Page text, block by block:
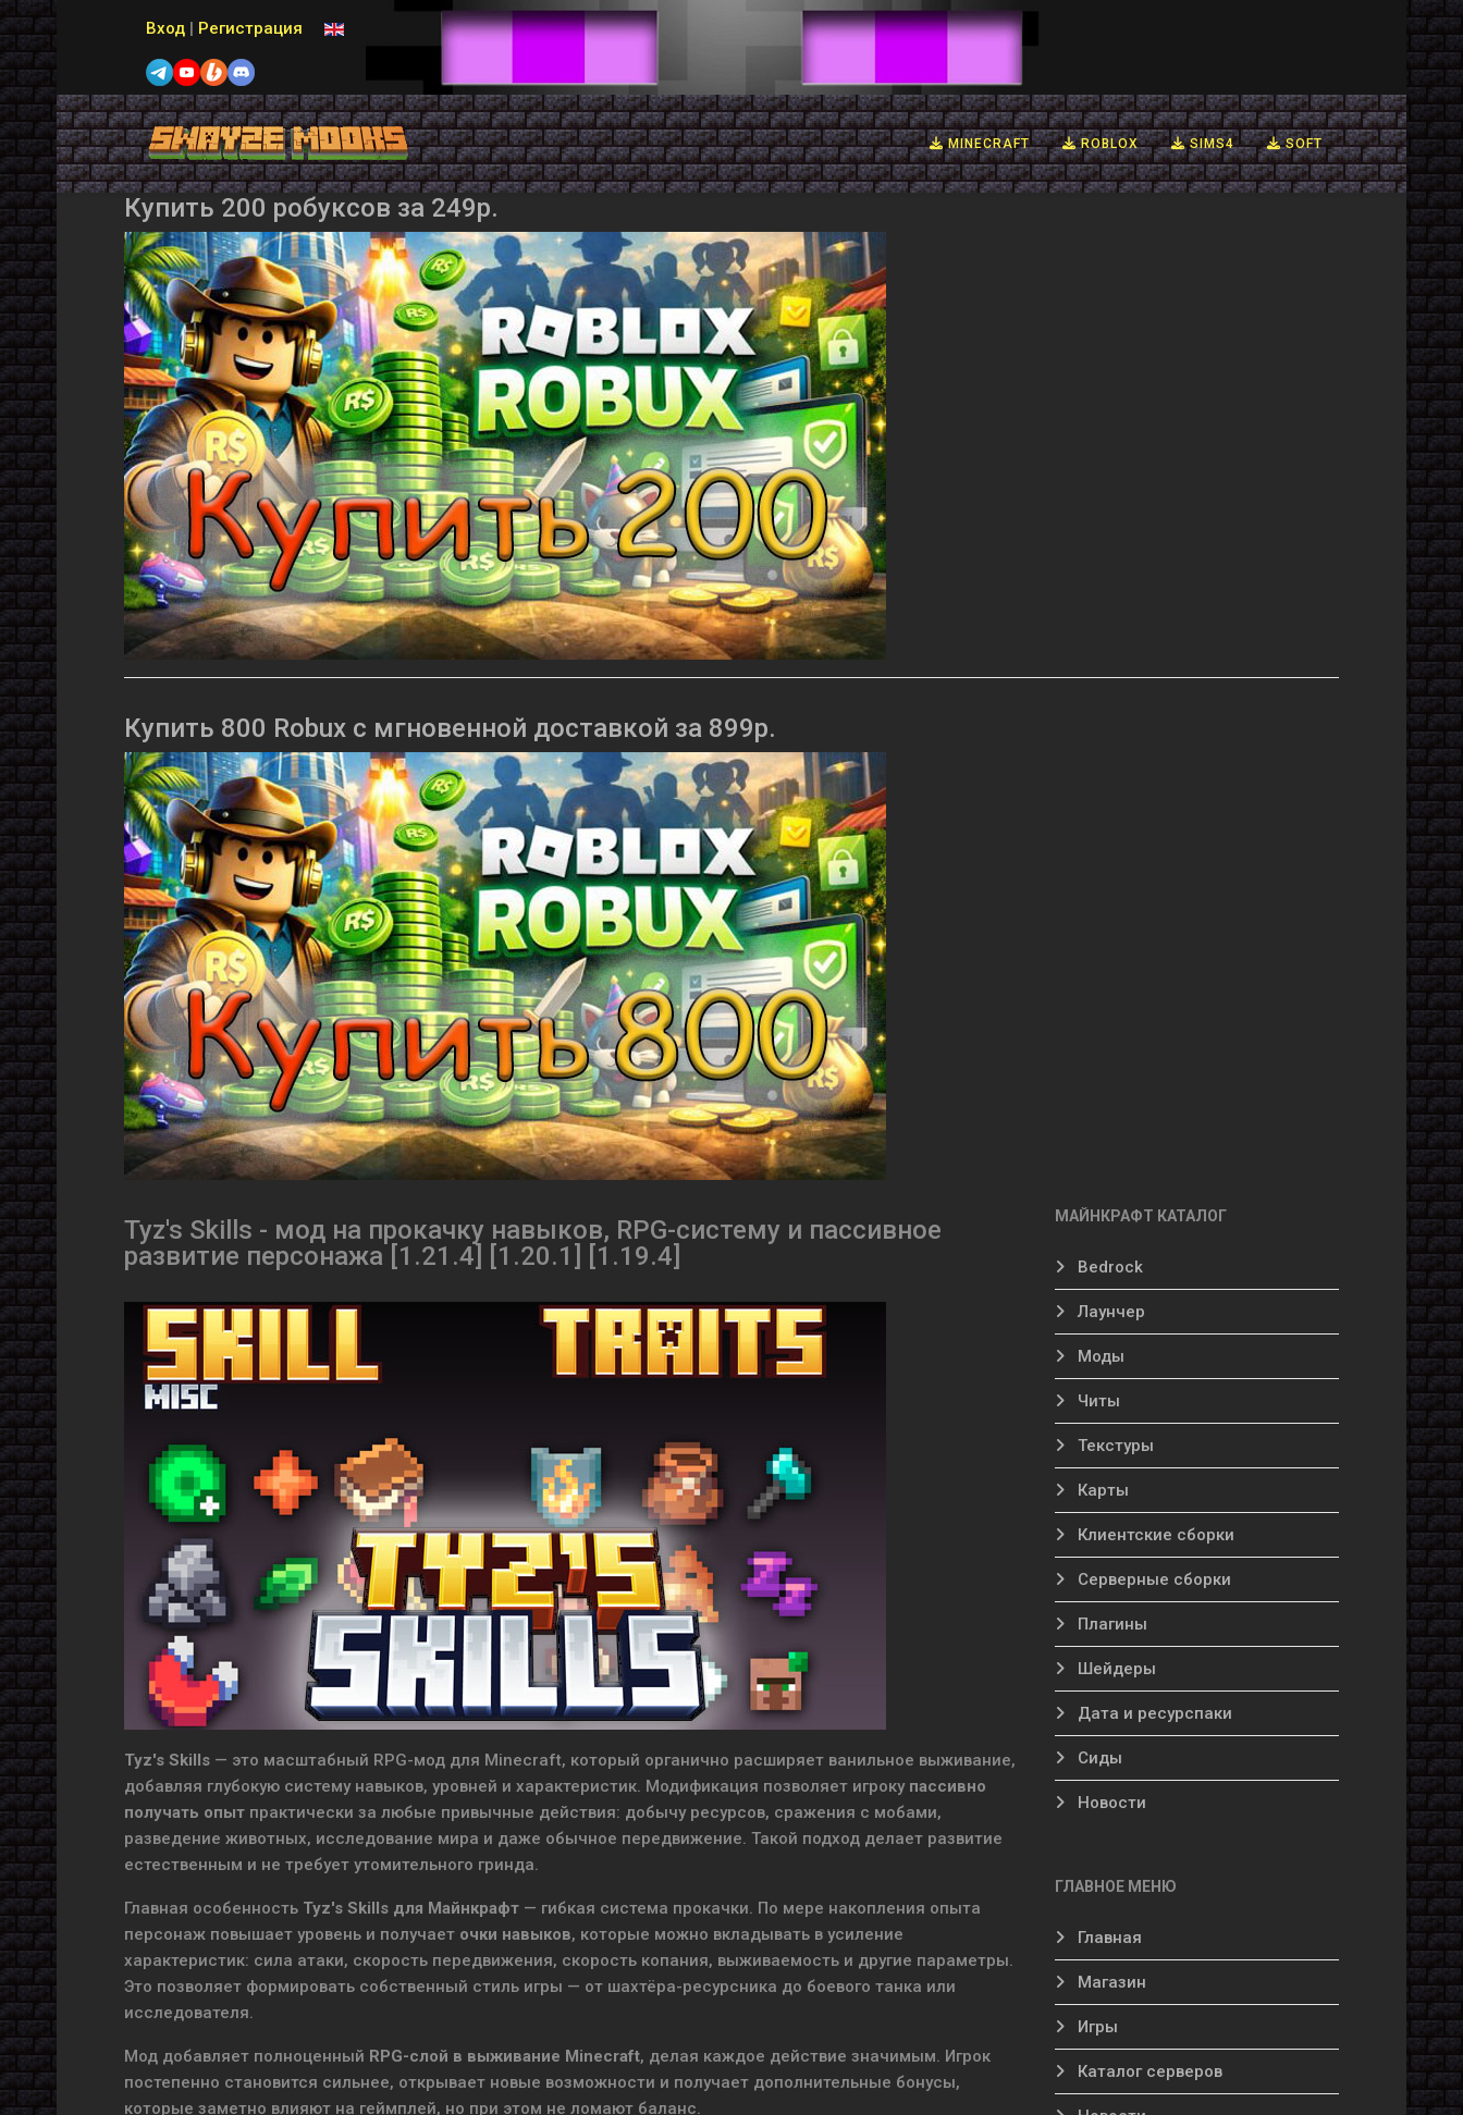
Вход | Регистрация Выберите язык
MINECRAFT ROBLOX SIMS4 SOFT
Купить 200 робуксов за 249р.
Купить 800 Robux с мгновенной доставкой за 899р.
Tyz's Skills - мод на прокачку навыков, RPG-систему и пассивное
развитие персонажа [1.21.4] [1.20.1] [1.19.4]
Tyz's Skills — это масштабный RPG-мод для Minecraft, который органично расширяет ванильное выживание,
добавляя глубокую систему навыков, уровней и характеристик. Модификация позволяет игроку пассивно
получать опыт практически за любые привычные действия: добычу ресурсов, сражения с мобами,
разведение животных, исследование мира и даже обычное передвижение. Такой подход делает развитие
естественным и не требует утомительного гринда.
Главная особенность Tyz's Skills для Майнкрафт — гибкая система прокачки. По мере накопления опыта
персонаж повышает уровень и получает очки навыков, которые можно вкладывать в усиление
характеристик: сила атаки, скорость передвижения, скорость копания, выживаемость и другие параметры.
Это позволяет формировать собственный стиль игры — от шахтёра-ресурсника до боевого танка или
исследователя.
Мод добавляет полноценный RPG-слой в выживание Minecraft, делая каждое действие значимым. Игрок
постепенно становится сильнее, открывает новые возможности и получает дополнительные бонусы,
которые заметно влияют на геймплей, но при этом не ломают баланс.
МАЙНКРАФТ КАТАЛОГ
Bedrock
Лаунчер
Моды
Читы
Текстуры
Карты
Клиентские сборки
Серверные сборки
Плагины
Шейдеры
Дата и ресурспаки
Сиды
Новости
ГЛАВНОЕ МЕНЮ
Главная
Магазин
Игры
Каталог серверов